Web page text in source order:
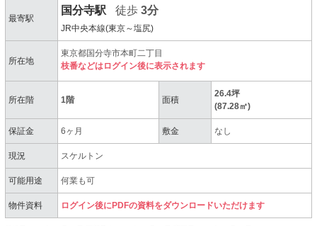
最寄駅
国分寺駅 徒歩3分
JR中央本線(東京～塩尻)
所在地
東京都国分寺市本町二丁目
枝番などはログイン後に表示されます
所在階 1階 面積
26.4坪
(87.28㎡)
保証金 6ヶ月 敷金 なし
現況 スケルトン
可能用途 何業も可
物件資料 ログイン後にPDFの資料をダウンロードいただけます